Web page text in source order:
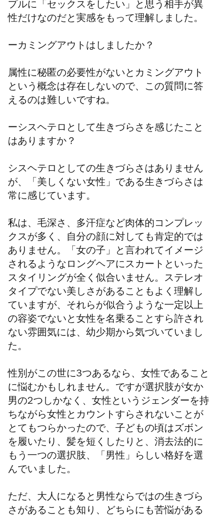
プルに「セックスをしたい」と思う相手が異
性だけなのだと実感をもって理解しました。
ーカミングアウトはしましたか？
属性に秘匿の必要性がないとカミングアウト
という概念は存在しないので、この質問に答
えるのは難しいですね。
ーシスヘテロとして生きづらさを感じたこと
はありますか？
シスヘテロとしての生きづらさはありません
が、「美しくない女性」である生きづらさは
常に感じています。
私は、毛深さ、多汗症など肉体的コンプレッ
クスが多く、自分の顔に対しても肯定的では
ありません。「女の子」と言われてイメージ
されるようなロングヘアにスカートといった
スタイリングが全く似合いません。ステレオ
タイプでない美しさがあることもよく理解し
ていますが、それらが似合うような一定以上
の容姿でないと女性を名乗ることすら許され
ない雰囲気には、幼少期から気づいていまし
た。
性別がこの世に3つあるなら、女性であること
に悩むかもしれません。ですが選択肢が女か
男の2つしかなく、女性というジェンダーを持
ちながら女性とカウントすらされないことが
とてもつらかったので、子どもの頃はズボン
を履いたり、髪を短くしたりと、消去法的に
もう一つの選択肢、「男性」らしい格好を選
んでいました。
ただ、大人になると男性ならではの生きづら
さがあることも知り、どちらにも苦悩がある